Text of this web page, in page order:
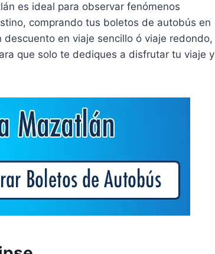
es ideal para observar fenómenos
comprando tus boletos de autobús en
en viaje sencillo ó viaje redondo,
que solo te dediques a disfrutar tu viaje y